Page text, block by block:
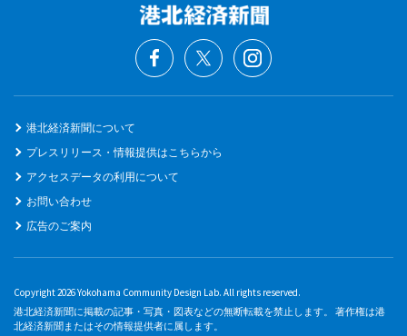
港北経済新聞について
プレスリリース・情報提供はこちらから
アクセスデータの利用について
お問い合わせ
広告のご案内
Copyright 2026 Yokohama Community Design Lab. All rights reserved.
港北経済新聞に掲載の記事・写真・図表などの無断転載を禁止します。 著作権は港
北経済新聞またはその情報提供者に属します。